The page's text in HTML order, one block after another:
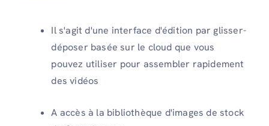
Il s'agit d'une interface d'édition par glisser-
déposer basée sur le cloud que vous
pouvez utiliser pour assembler rapidement
des vidéos
A accès à la bibliothèque d'images de stock